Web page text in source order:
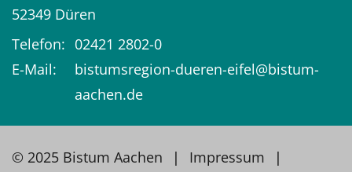
52349 Düren
Telefon: 02421 2802-0
E-Mail:
bistumsregion-dueren-eifel@bistum-
aachen.de
© 2025 Bistum Aachen
Impressum